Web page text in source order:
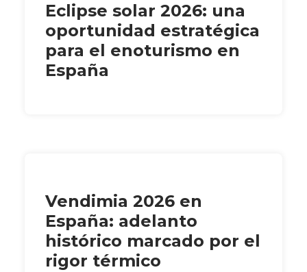
Eclipse solar 2026: una
oportunidad estratégica
para el enoturismo en
España
Vendimia 2026 en
España: adelanto
histórico marcado por el
rigor térmico